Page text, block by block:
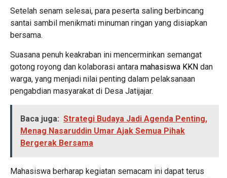
Setelah senam selesai, para peserta saling berbincang
santai sambil menikmati minuman ringan yang disiapkan
bersama.
Suasana penuh keakraban ini mencerminkan semangat
gotong royong dan kolaborasi antara mahasiswa KKN dan
warga, yang menjadi nilai penting dalam pelaksanaan
pengabdian masyarakat di Desa Jatijajar.
Baca juga: Strategi Budaya Jadi Agenda Penting,
Menag Nasaruddin Umar Ajak Semua Pihak
Bergerak Bersama
Mahasiswa berharap kegiatan semacam ini dapat terus